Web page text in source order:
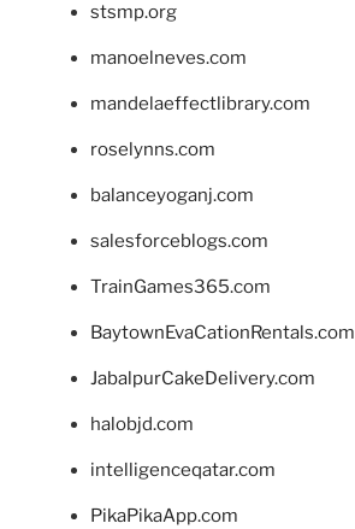
stsmp.org
manoelneves.com
mandelaeffectlibrary.com
roselynns.com
balanceyoganj.com
salesforceblogs.com
TrainGames365.com
BaytownEvaCationRentals.com
JabalpurCakeDelivery.com
halobjd.com
intelligenceqatar.com
PikaPikaApp.com